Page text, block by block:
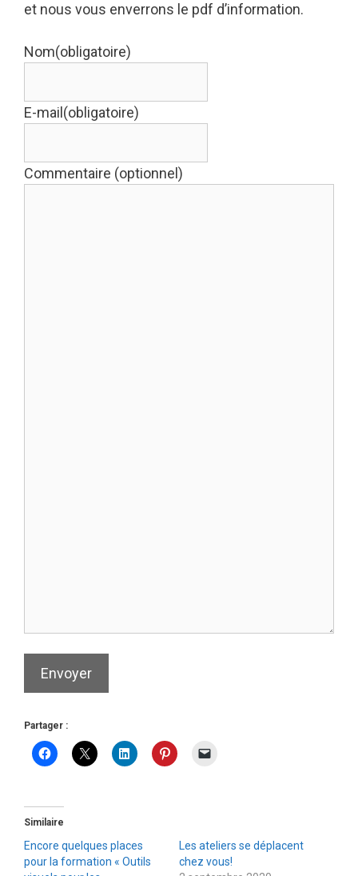
et nous vous enverrons le pdf d’information.
Nom(obligatoire)
E-mail(obligatoire)
Commentaire (optionnel)
Envoyer
Partager :
Similaire
Encore quelques places
pour la formation « Outils
Les ateliers se déplacent
chez vous!